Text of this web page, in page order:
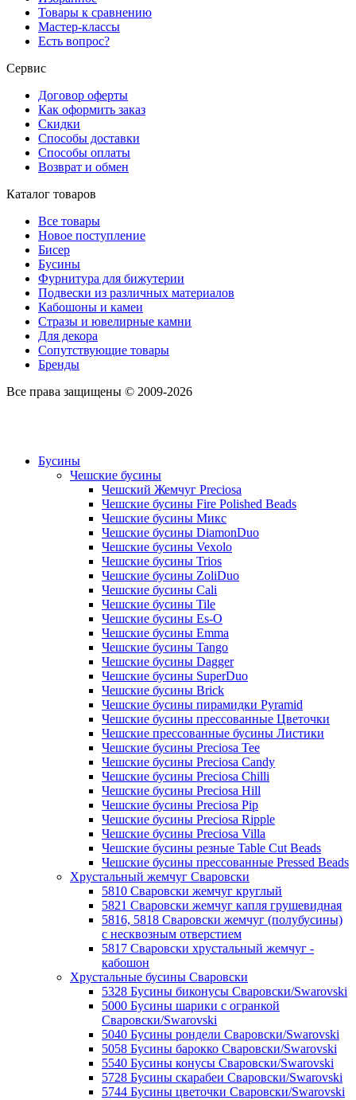
Товары к сравнению
Мастер-классы
Есть вопрос?
Сервис
Договор оферты
Как оформить заказ
Скидки
Способы доставки
Способы оплаты
Возврат и обмен
Каталог товаров
Все товары
Новое поступление
Бисер
Бусины
Фурнитура для бижутерии
Подвески из различных материалов
Кабошоны и камеи
Стразы и ювелирные камни
Для декора
Сопутствующие товары
Бренды
Все права защищены © 2009-2026
Бусины
Чешские бусины
Чешский Жемчуг Preciosa
Чешские бусины Fire Polished Beads
Чешские бусины Микс
Чешские бусины DiamonDuo
Чешские бусины Vexolo
Чешские бусины Trios
Чешские бусины ZoliDuo
Чешские бусины Cali
Чешские бусины Tile
Чешские бусины Es-O
Чешские бусины Emma
Чешские бусины Tango
Чешские бусины Dagger
Чешские бусины SuperDuo
Чешские бусины Brick
Чешские бусины пирамидки Pyramid
Чешские бусины прессованные Цветочки
Чешские прессованные бусины Листики
Чешские бусины Preciosa Tee
Чешские бусины Preciosa Candy
Чешские бусины Preciosa Chilli
Чешские бусины Preciosa Hill
Чешские бусины Preciosa Pip
Чешские бусины Preciosa Ripple
Чешские бусины Preciosa Villa
Чешские бусины резные Table Cut Beads
Чешские бусины прессованные Pressed Beads
Хрустальный жемчуг Сваровски
5810 Сваровски жемчуг круглый
5821 Сваровски жемчуг капля грушевидная
5816, 5818 Сваровски жемчуг (полубусины)
с несквозным отверстием
5817 Сваровски хрустальный жемчуг -
кабошон
Хрустальные бусины Сваровски
5328 Бусины биконусы Сваровски/Swarovski
5000 Бусины шарики с огранкой
Сваровски/Swarovski
5040 Бусины рондели Сваровски/Swarovski
5058 Бусины барокко Сваровски/Swarovski
5540 Бусины конусы Сваровски/Swarovski
5728 Бусины скарабеи Сваровски/Swarovski
5744 Бусины цветочки Сваровски/Swarovski